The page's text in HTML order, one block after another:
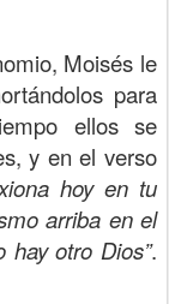
Moisés le
para
ellos se
y en el verso
hoy en tu
arriba en el
otro Dios”.